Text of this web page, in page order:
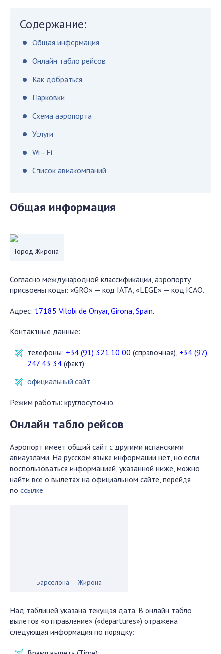
Содержание:
Общая информация
Онлайн табло рейсов
Как добраться
Парковки
Схема аэропорта
Услуги
Wi—Fi
Список авиакомпаний
Общая информация
Город Жирона
Согласно международной классификации, аэропорту
присвоены коды: «GRO» — код IATA, «LEGE» — код ICAO.
Адрес: 17185 Vilobi de Onyar, Girona, Spain.
Контактные данные:
телефоны: +34 (91) 321 10 00 (справочная), +34 (97)
247 43 34 (факт)
официальный сайт
Режим работы: круглосуточно.
Онлайн табло рейсов
Аэропорт имеет общий сайт с другими испанскими
авиаузлами. На русском языке информации нет, но если
воспользоваться информацией, указанной ниже, можно
найти все о вылетах на официальном сайте, перейдя
по ссылке
Барселона — Жирона
Над таблицей указана текущая дата. В онлайн табло
вылетов «отправление» («departures») отражена
следующая информация по порядку: